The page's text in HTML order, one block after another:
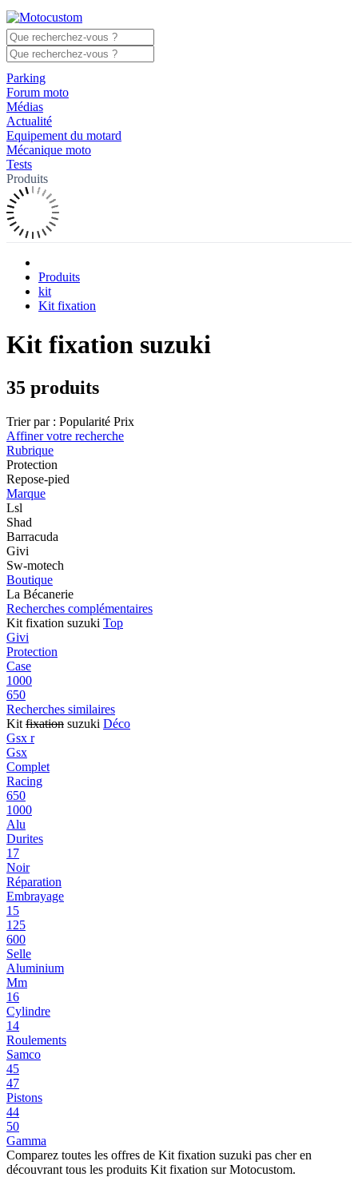
Parking
Forum moto
Médias
Actualité
Equipement du motard
Mécanique moto
Tests
Produits
Produits
kit
Kit fixation
Kit fixation suzuki
35 produits
Trier par : Popularité Prix
Affiner votre recherche
Rubrique
Protection
Repose-pied
Marque
Lsl
Shad
Barracuda
Givi
Sw-motech
Boutique
La Bécanerie
Recherches complémentaires
Kit fixation suzuki Top
Givi
Protection
Case
1000
650
Recherches similaires
Kit fixation suzuki Déco
Gsx r
Gsx
Complet
Racing
650
1000
Alu
Durites
17
Noir
Réparation
Embrayage
15
125
600
Selle
Aluminium
Mm
16
Cylindre
14
Roulements
Samco
45
47
Pistons
44
50
Gamma
Comparez toutes les offres de Kit fixation suzuki pas cher en
découvrant tous les produits Kit fixation sur Motocustom.